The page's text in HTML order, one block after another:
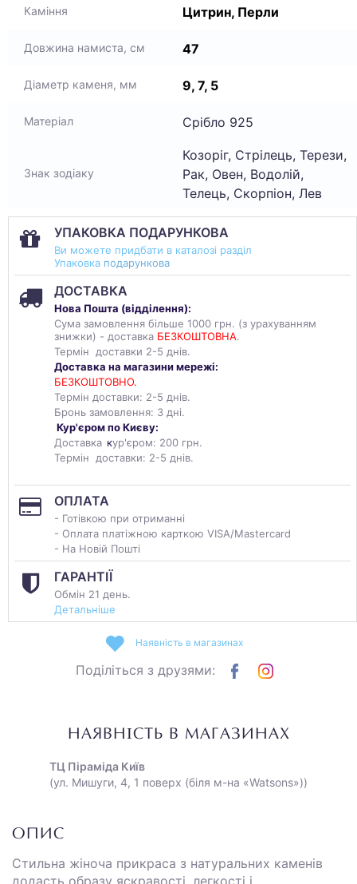
Каміння Цитрин, Перли
Довжина намиста, см 47
Діаметр каменя, мм 9, 7, 5
Матеріал Срібло 925
Знак зодіаку
Козоріг, Стрілець, Терези,
Рак, Овен, Водолій,
Телець, Скорпіон, Лев
УПАКОВКА ПОДАРУНКОВА
Ви можете придбати в каталозі разділ
Упаковка подарункова
ДОСТАВКА
Нова Пошта (відділення):
Сума замовлення більше 1000 грн. (з урахуванням
знижки) - доставка БЕЗКОШТОВНА.
Термін доставки 2-5 днів.
Доставка на магазини мережі:
БЕЗКОШТОВНО.
Термін доставки: 2-5 днів.
Бронь замовлення: 3 дні.
Кур'єром по Києву:
Доставка кур'єром: 200 грн.
Термін доставки: 2-5 днів.
ОПЛАТА
- Готівкою при отриманні
- Оплата платіжною карткою VISA/Mastercard
- На Новій Пошті
ГАРАНТІЇ
Обмін 21 день.
Детальніше
Наявність в магазинах
Поділіться з друзями:
НАЯВНІСТЬ В МАГАЗИНАХ
ТЦ Піраміда Київ
(ул. Мишуги, 4, 1 поверх (біля м-на «Watsons»))
ОПИС
Стильна жіноча прикраса з натуральних каменів
додасть образу яскравості, легкості і